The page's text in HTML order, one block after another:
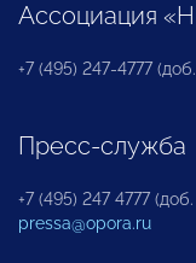
Ассоциация
+7 (495) 247-4777
Пресс-служба
+7 (495) 247 4777 (доб.
pressa@opora.ru